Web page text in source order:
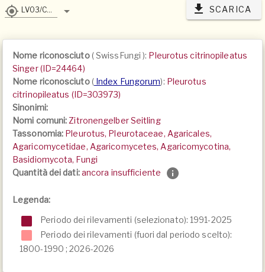
LV03/CH1903 SCARICA
Nome riconosciuto(SwissFungi): Pleurotus citrinopileatus
Singer (ID=24464)
Nome riconosciuto(Index Fungorum): Pleurotus
citrinopileatus (ID=303973)
Sinonimi:
Nomi comuni: Zitronengelber Seitling
Tassonomia: Pleurotus, Pleurotaceae, Agaricales,
Agaricomycetidae, Agaricomycetes, Agaricomycotina,
Basidiomycota, Fungi
Quantità dei dati:ancora insufficiente
Legenda:
Periodo dei rilevamenti (selezionato): 1991-2025
Periodo dei rilevamenti (fuori dal periodo scelto):
1800-1990 ;2026-2026